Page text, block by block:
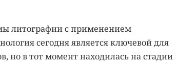
литографии с применением
сегодня является ключевой для
но в тот момент находилась на стадии